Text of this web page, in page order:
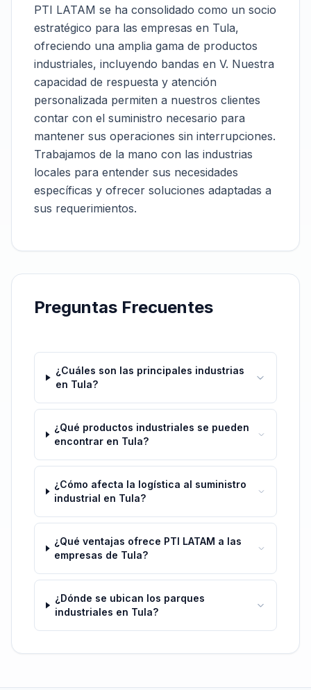
PTI LATAM se ha consolidado como un socio
estratégico para las empresas en Tula,
ofreciendo una amplia gama de productos
industriales, incluyendo bandas en V. Nuestra
capacidad de respuesta y atención
personalizada permiten a nuestros clientes
contar con el suministro necesario para
mantener sus operaciones sin interrupciones.
Trabajamos de la mano con las industrias
locales para entender sus necesidades
específicas y ofrecer soluciones adaptadas a
sus requerimientos.
Preguntas Frecuentes
¿Cuáles son las principales industrias
en Tula?
¿Qué productos industriales se pueden
encontrar en Tula?
¿Cómo afecta la logística al suministro
industrial en Tula?
¿Qué ventajas ofrece PTI LATAM a las
empresas de Tula?
¿Dónde se ubican los parques
industriales en Tula?